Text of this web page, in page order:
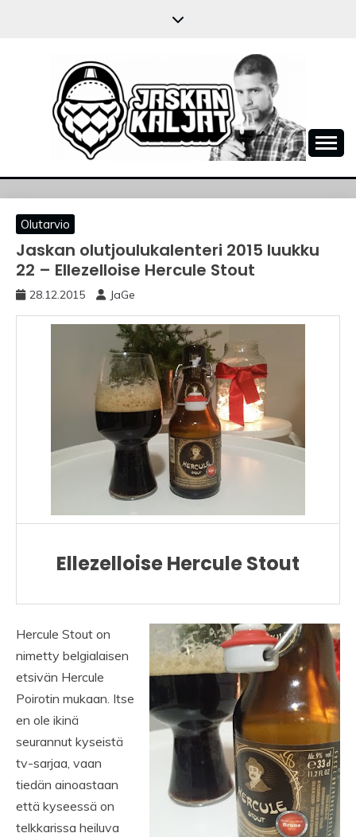
JASKANKALJAT
Olutarvio
Jaskan olutjoulukalenteri 2015 luukku
22 – Ellezelloise Hercule Stout
28.12.2015 JaGe
Ellezelloise Hercule Stout
Hercule Stout on
nimetty belgialaisen
etsivän Hercule
Poirotin mukaan. Itse
en ole ikinä
seurannut kyseistä
tv-sarjaa, vaan
tiedän ainoastaan
että kyseessä on
telkkarissa heiluva